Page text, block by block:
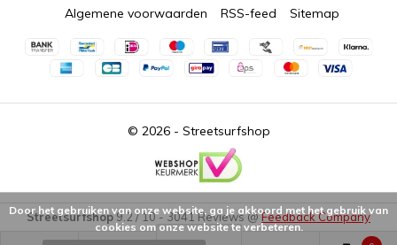
© 2026 - Streetsurfshop
Algemene voorwaarden RSS-feed Sitemap
Streetsurfshop9.2/10-3041Reviews @Feedback Company
Door het gebruiken van onze website, ga je akkoord met het gebruik van
cookies om onze website te verbeteren.